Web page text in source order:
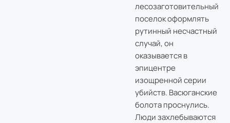
лесозаготовительный
поселок оформлять
рутинный несчастный
случай, он
оказывается в
эпицентре
изощренной серии
убийств. Васюганские
болота проснулись.
Люди захлебываются